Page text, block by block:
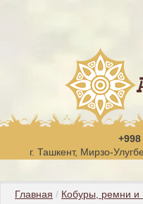
г. Ташкент, Мирзо-
Главная / Кобуры, ремни и